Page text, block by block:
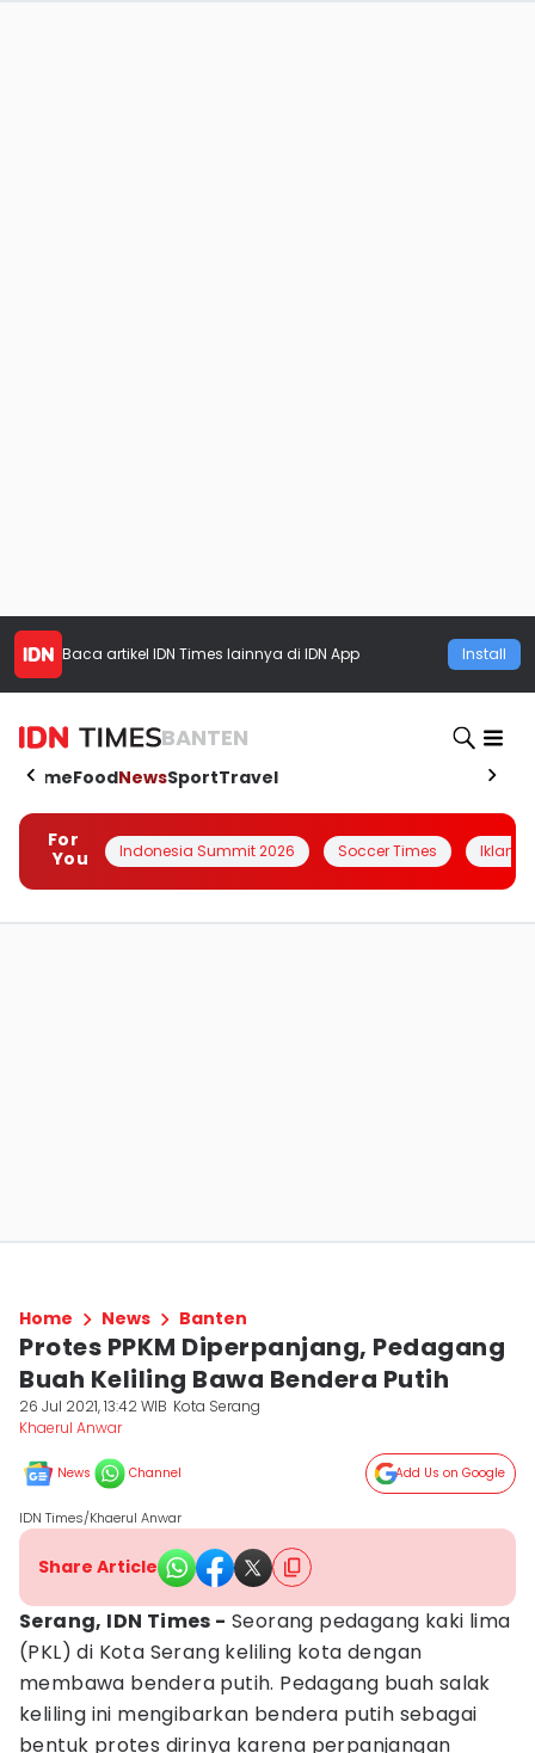
Baca artikel IDN Times lainnya di IDN App Install
BANTEN
HomeFoodNewsSportTravel
For
You
Indonesia Summit 2026 Soccer Times Iklanin
Home News Banten
Protes PPKM Diperpanjang, Pedagang
Buah Keliling Bawa Bendera Putih
26 Jul 2021, 13:42 WIB Kota Serang
Khaerul Anwar
News Channel Add Us on Google
IDN Times/Khaerul Anwar
Share Article
Serang, IDN Times - Seorang pedagang kaki lima
(PKL) di Kota Serang keliling kota dengan
membawa bendera putih. Pedagang buah salak
keliling ini mengibarkan bendera putih sebagai
bentuk protes dirinya karena perpanjangan